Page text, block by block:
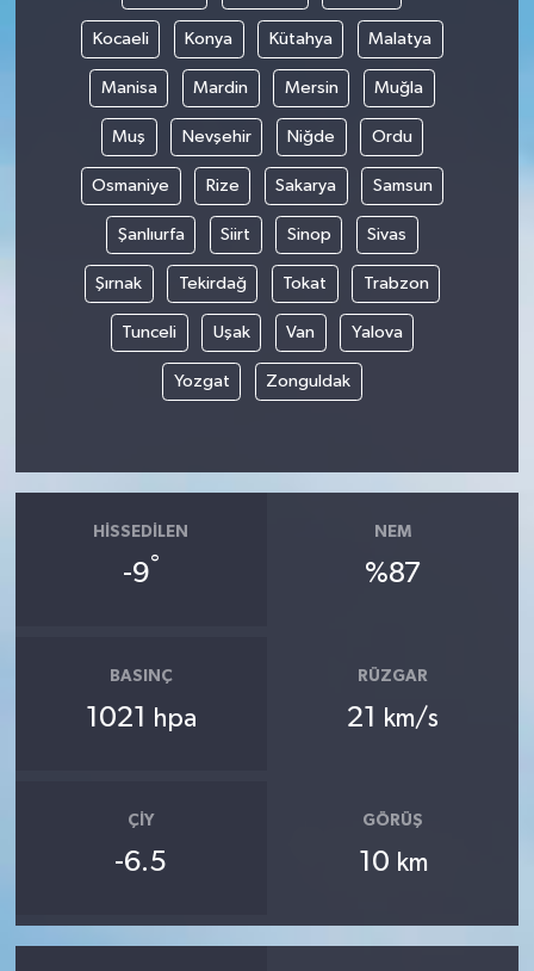
Kocaeli Konya Kütahya Malatya
Manisa Mardin Mersin Muğla
Muş Nevşehir Niğde Ordu
Osmaniye Rize Sakarya Samsun
Şanlıurfa Siirt Sinop Sivas
Şırnak Tekirdağ Tokat Trabzon
Tunceli Uşak Van Yalova
Yozgat Zonguldak
HISSEDILEN
-9°
NEM
%87
BASINÇ
1021 hpa
RÜZGAR
21 km/s
ÇIY
-6.5
GÖRÜŞ
10 km